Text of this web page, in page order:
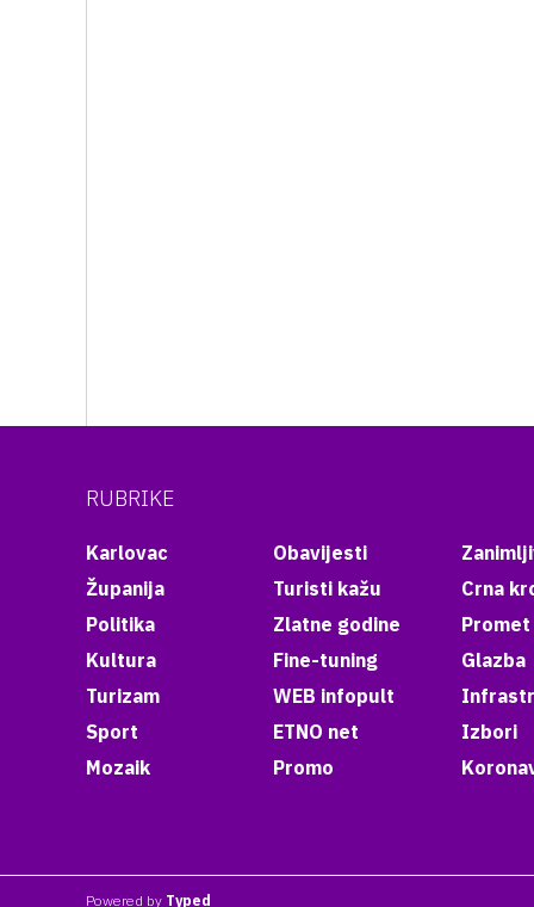
RUBRIKE
Karlovac
Županija
Politika
Kultura
Turizam
Sport
Mozaik
Obavijesti
Turisti kažu
Zlatne godine
Fine-tuning
WEB infopult
ETNO net
Promo
Crna
Promet
Glazba
Izbori
Powered by Typed